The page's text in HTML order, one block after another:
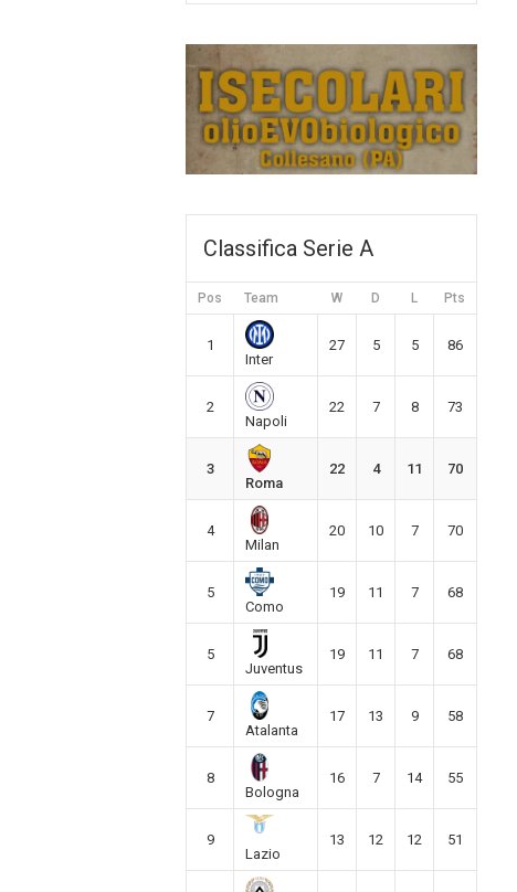
Classifica Serie A
Pos Team W D L Pts
1
Inter
27 5 5 86
2
Napoli
22 7 8 73
3
Roma
22 4 11 70
4
Milan
20 10 7 70
5
Como
19 11 7 68
5
Juventus
19 11 7 68
7
Atalanta
17 13 9 58
8
Bologna
16 7 14 55
9
Lazio
13 12 12 51